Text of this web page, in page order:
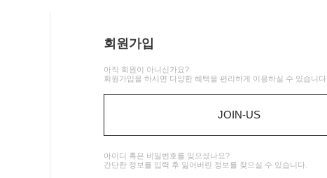
회원가입
아직 회원이 아니신가요?
회원가입을 하시면 다양한 혜택을 편리하게 이용하실 수 있습니다.
JOIN-US
아이디 혹은 비밀번호를 잊으셨나요?
간단한 정보를 입력 후 잃어버린 정보를 찾으실 수 있습니다.